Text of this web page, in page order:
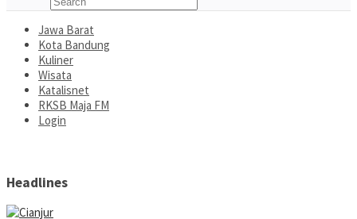
Jawa Barat
Kota Bandung
Kuliner
Wisata
Katalisnet
RKSB Maja FM
Login
Headlines